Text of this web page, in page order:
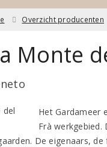
Overzicht producenten
Monte
Het Gardameer
Frà
De eigenaars,